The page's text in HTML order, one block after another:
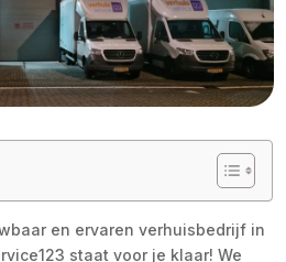
en ervaren verhuisbedrijf in
staat voor je klaar! We